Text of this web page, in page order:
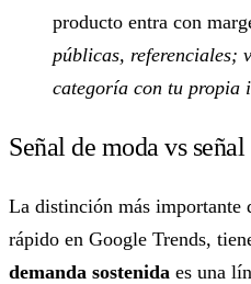
producto entra con
públicas, referenciales;
categoría con tu propia
Señal de moda vs
La distinción más importante
rápido en Google Trends,
demanda sostenida es una